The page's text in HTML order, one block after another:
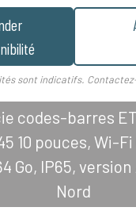
sont indicatifs.
codes-barres
10 pouces, Wi-Fi
Go, IP65,
Nord